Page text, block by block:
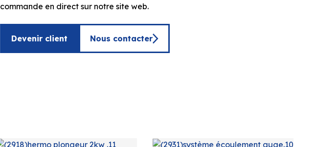
commande en direct sur notre site web.
Devenir client Nous contacter